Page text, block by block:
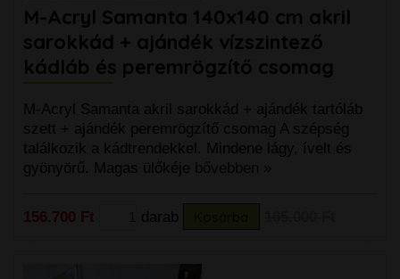
M-Acryl Samanta 140x140 cm akril
sarokkád + ajándék vízszintező
kádláb és peremrögzítő csomag
M-Acryl Samanta akril sarokkád + ajándék tartóláb
szett + ajándék peremrögzítő csomag A szépség
találkozik a kádtrendekkel. Mindene lágy, ívelt és
gyönyörű. Magas ülőkéje bővebben »
156.700 Ft darab